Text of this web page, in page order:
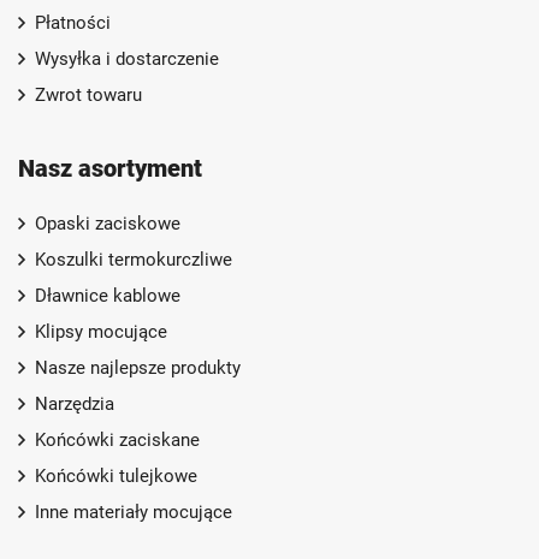
Płatności
Wysyłka i dostarczenie
Zwrot towaru
Nasz asortyment
Opaski zaciskowe
Koszulki termokurczliwe
Dławnice kablowe
Klipsy mocujące
Nasze najlepsze produkty
Narzędzia
Końcówki zaciskane
Końcówki tulejkowe
Inne materiały mocujące